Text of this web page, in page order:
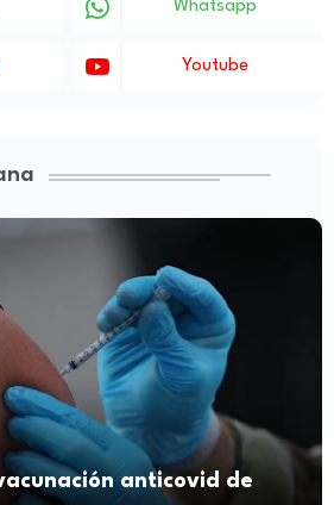
Whatsapp
Youtube
anticovid de